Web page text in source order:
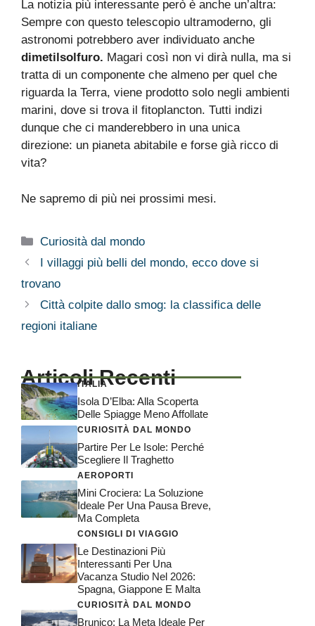
La notizia più interessante però è anche un’altra:
Sempre con questo telescopio ultramoderno, gli
astronomi potrebbero aver individuato anche
dimetilsolfuro. Magari così non vi dirà nulla, ma si
tratta di un componente che almeno per quel che
riguarda la Terra, viene prodotto solo negli ambienti
marini, dove si trova il fitoplancton. Tutti indizi
dunque che ci manderebbero in una unica
direzione: un pianeta abitabile e forse già ricco di
vita?
Ne sapremo di più nei prossimi mesi.
Categorie
Curiosità dal mondo
I villaggi più belli del mondo, ecco dove si
trovano
Città colpite dallo smog: la classifica delle
regioni italiane
Articoli Recenti
ITALIA
Isola D’Elba: Alla Scoperta
Delle Spiagge Meno Affollate
CURIOSITÀ DAL MONDO
Partire Per Le Isole: Perché
Scegliere Il Traghetto
AEROPORTI
Mini Crociera: La Soluzione
Ideale Per Una Pausa Breve,
Ma Completa
CONSIGLI DI VIAGGIO
Le Destinazioni Più
Interessanti Per Una
Vacanza Studio Nel 2026:
Spagna, Giappone E Malta
CURIOSITÀ DAL MONDO
Brunico: La Meta Ideale Per